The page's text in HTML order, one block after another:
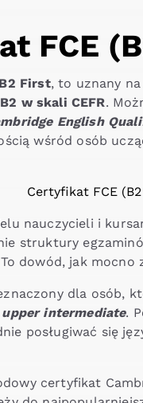
FCE
B2 First, to uznany na
w skali CEFR.
English
wśród osób
nauczycieli i
struktury
dowód, jak
dla osób,
upper intermediate.
posługiwać się
certyfikat